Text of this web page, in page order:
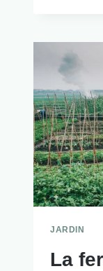
JARDIN
La